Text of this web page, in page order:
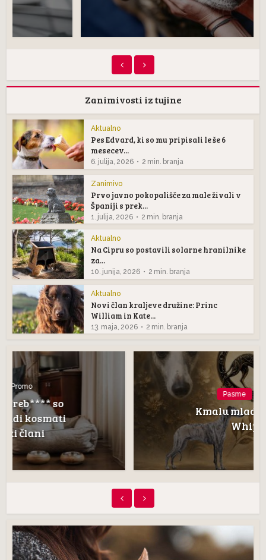
Zanimivosti iz tujine
Aktualno
Pes Edvard, ki so mu pripisali le še 6
mesecev...
6. julija, 2026 2 min. branja
Zanimivo
Prvo javno pokopališče za male živali v
Španiji s prek...
1. julija, 2026 2 min. branja
Aktualno
Na Cipru so postavili solarne hranilnike
za...
10. junija, 2026 2 min. branja
Aktualno
Novi član kraljeve družine: Princ
William in Kate...
13. maja, 2026 2 min. branja
Promo
Kmalu mladički pasme
Whippet